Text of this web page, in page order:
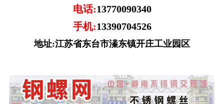
电话:13770090340
手机:13390704526
地址:江苏省东台市溱东镇开庄工业园区